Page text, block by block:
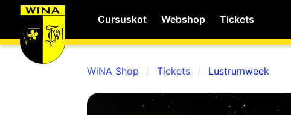
Cursuskot Webshop Tickets
WiNA MyWiNA
WiNA Shop Tickets Lustrumweek